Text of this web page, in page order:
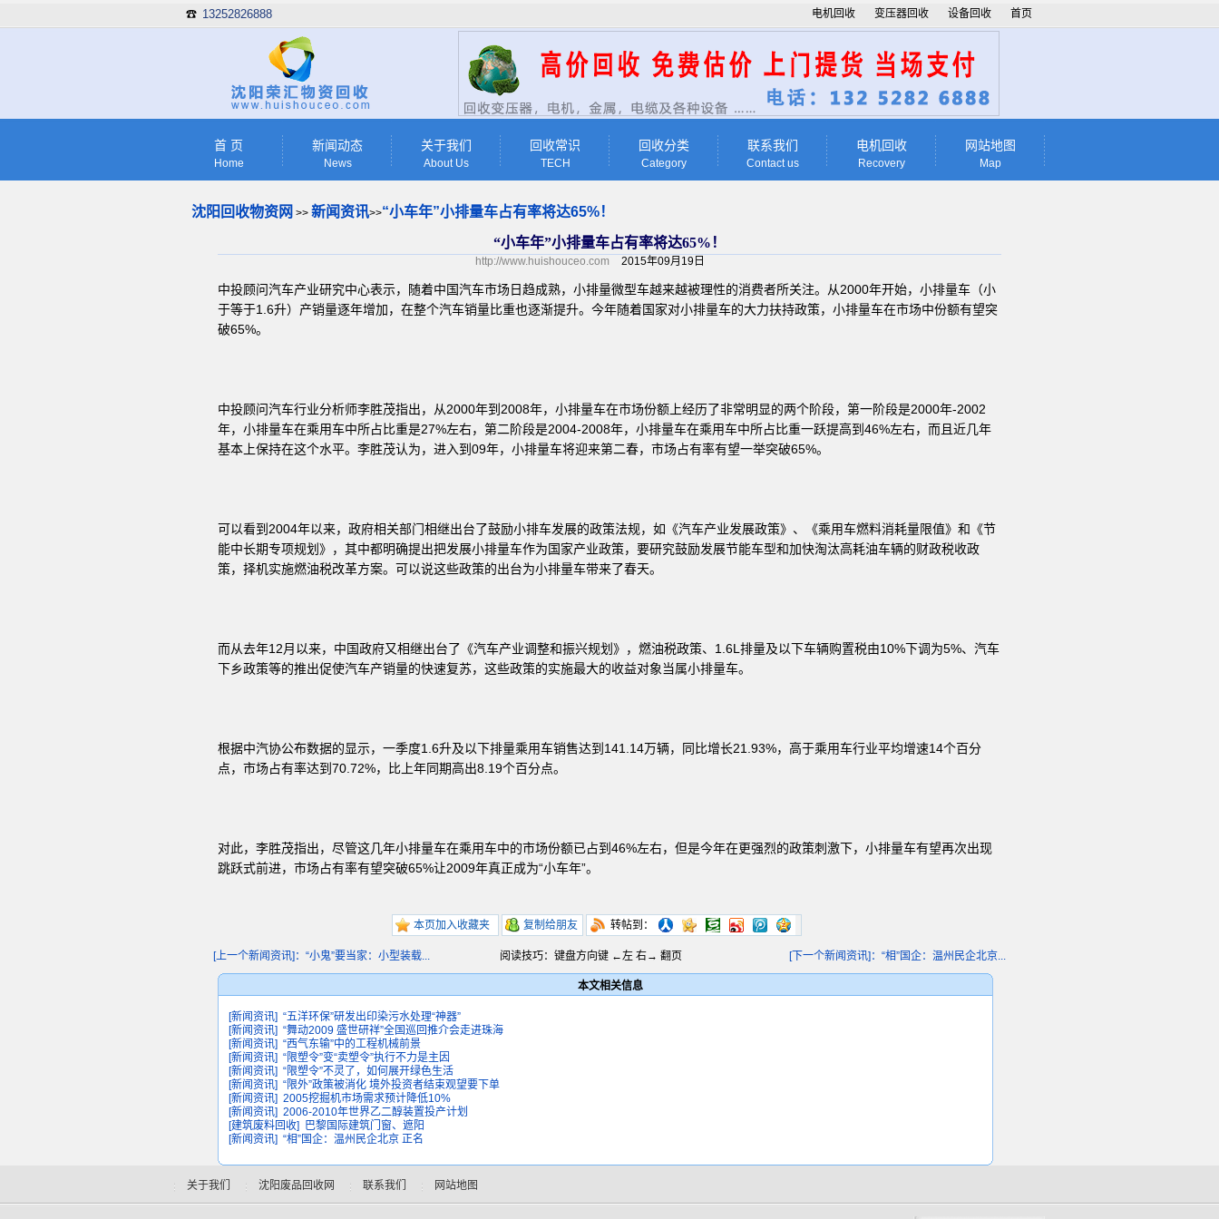
☎ 13252826888 首页
设备回收
变压器回收
电机回收
首 页
Home
新闻动态
News
关于我们
About Us
回收常识
TECH
回收分类
Category
联系我们
Contact us
电机回收
Recovery
网站地图
Map
沈阳回收物资网 >>新闻资讯>>“小车年”小排量车占有率将达65%！
“小车年”小排量车占有率将达65%！
http://www.huishouceo.com 2015年09月19日
中投顾问汽车产业研究中心表示，随着中国汽车市场日趋成熟，小排量微型车越来越被理性的消费者所关注。从2000年开始，小排量车（小
于等于1.6升）产销量逐年增加，在整个汽车销量比重也逐渐提升。今年随着国家对小排量车的大力扶持政策，小排量车在市场中份额有望突
破65%。
中投顾问汽车行业分析师李胜茂指出，从2000年到2008年，小排量车在市场份额上经历了非常明显的两个阶段，第一阶段是2000年-2002
年，小排量车在乘用车中所占比重是27%左右，第二阶段是2004-2008年，小排量车在乘用车中所占比重一跃提高到46%左右，而且近几年
基本上保持在这个水平。李胜茂认为，进入到09年，小排量车将迎来第二春，市场占有率有望一举突破65%。
可以看到2004年以来，政府相关部门相继出台了鼓励小排车发展的政策法规，如《汽车产业发展政策》、《乘用车燃料消耗量限值》和《节
能中长期专项规划》，其中都明确提出把发展小排量车作为国家产业政策，要研究鼓励发展节能车型和加快淘汰高耗油车辆的财政税收政
策，择机实施燃油税改革方案。可以说这些政策的出台为小排量车带来了春天。
而从去年12月以来，中国政府又相继出台了《汽车产业调整和振兴规划》，燃油税政策、1.6L排量及以下车辆购置税由10%下调为5%、汽车
下乡政策等的推出促使汽车产销量的快速复苏，这些政策的实施最大的收益对象当属小排量车。
根据中汽协公布数据的显示，一季度1.6升及以下排量乘用车销售达到141.14万辆，同比增长21.93%，高于乘用车行业平均增速14个百分
点，市场占有率达到70.72%，比上年同期高出8.19个百分点。
对此，李胜茂指出，尽管这几年小排量车在乘用车中的市场份额已占到46%左右，但是今年在更强烈的政策刺激下，小排量车有望再次出现
跳跃式前进，市场占有率有望突破65%让2009年真正成为“小车年”。
本页加入收藏夹 复制给朋友 转帖到：
[上一个新闻资讯]：“小鬼”要当家：小型装载... 阅读技巧：键盘方向键 ←左 右→ 翻页 [下一个新闻资讯]：“相”国企：温州民企北京...
本文相关信息
[新闻资讯] “五洋环保”研发出印染污水处理“神器”
[新闻资讯] “舞动2009 盛世研祥”全国巡回推介会走进珠海
[新闻资讯] “西气东输”中的工程机械前景
[新闻资讯] “限塑令”变“卖塑令”执行不力是主因
[新闻资讯] “限塑令”不灵了，如何展开绿色生活
[新闻资讯] “限外”政策被消化 境外投资者结束观望要下单
[新闻资讯] 2005挖掘机市场需求预计降低10%
[新闻资讯] 2006-2010年世界乙二醇装置投产计划
[建筑废料回收] 巴黎国际建筑门窗、遮阳
[新闻资讯] “相”国企：温州民企北京 正名
关于我们 沈阳废品回收网 联系我们 网站地图